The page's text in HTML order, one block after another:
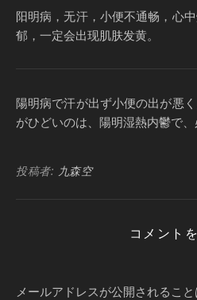
阳明病，无汗，小便不通畅，心
郁，一定会出现肌肤发黄。
陽明病で汗が出ず小便の出が悪
がひどいのは、陽明湿熱内鬱で、
投稿者: 九森空
コメント
メールアドレスが公開されること